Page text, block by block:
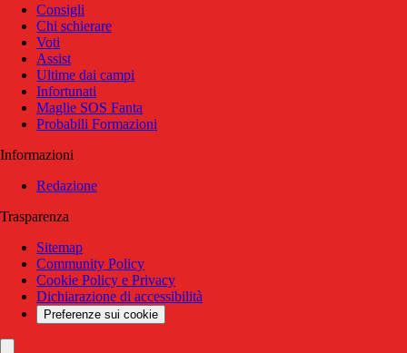
Consigli
Chi schierare
Voti
Assist
Ultime dai campi
Infortunati
Maglie SOS Fanta
Probabili Formazioni
Informazioni
Redazione
Trasparenza
Sitemap
Community Policy
Cookie Policy e Privacy
Dichiarazione di accessibilità
Preferenze sui cookie